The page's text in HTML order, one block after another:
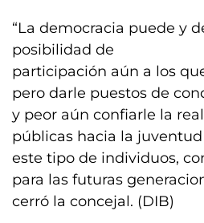
“La democracia puede y
posibilidad de
participación aún a los
pero darle puestos de
y peor aún confiarle la
públicas hacia la juventud
este tipo de individuos,
para las futuras
cerró la concejal. (DIB)